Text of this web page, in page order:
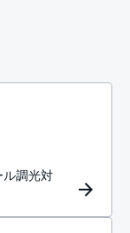
調光対